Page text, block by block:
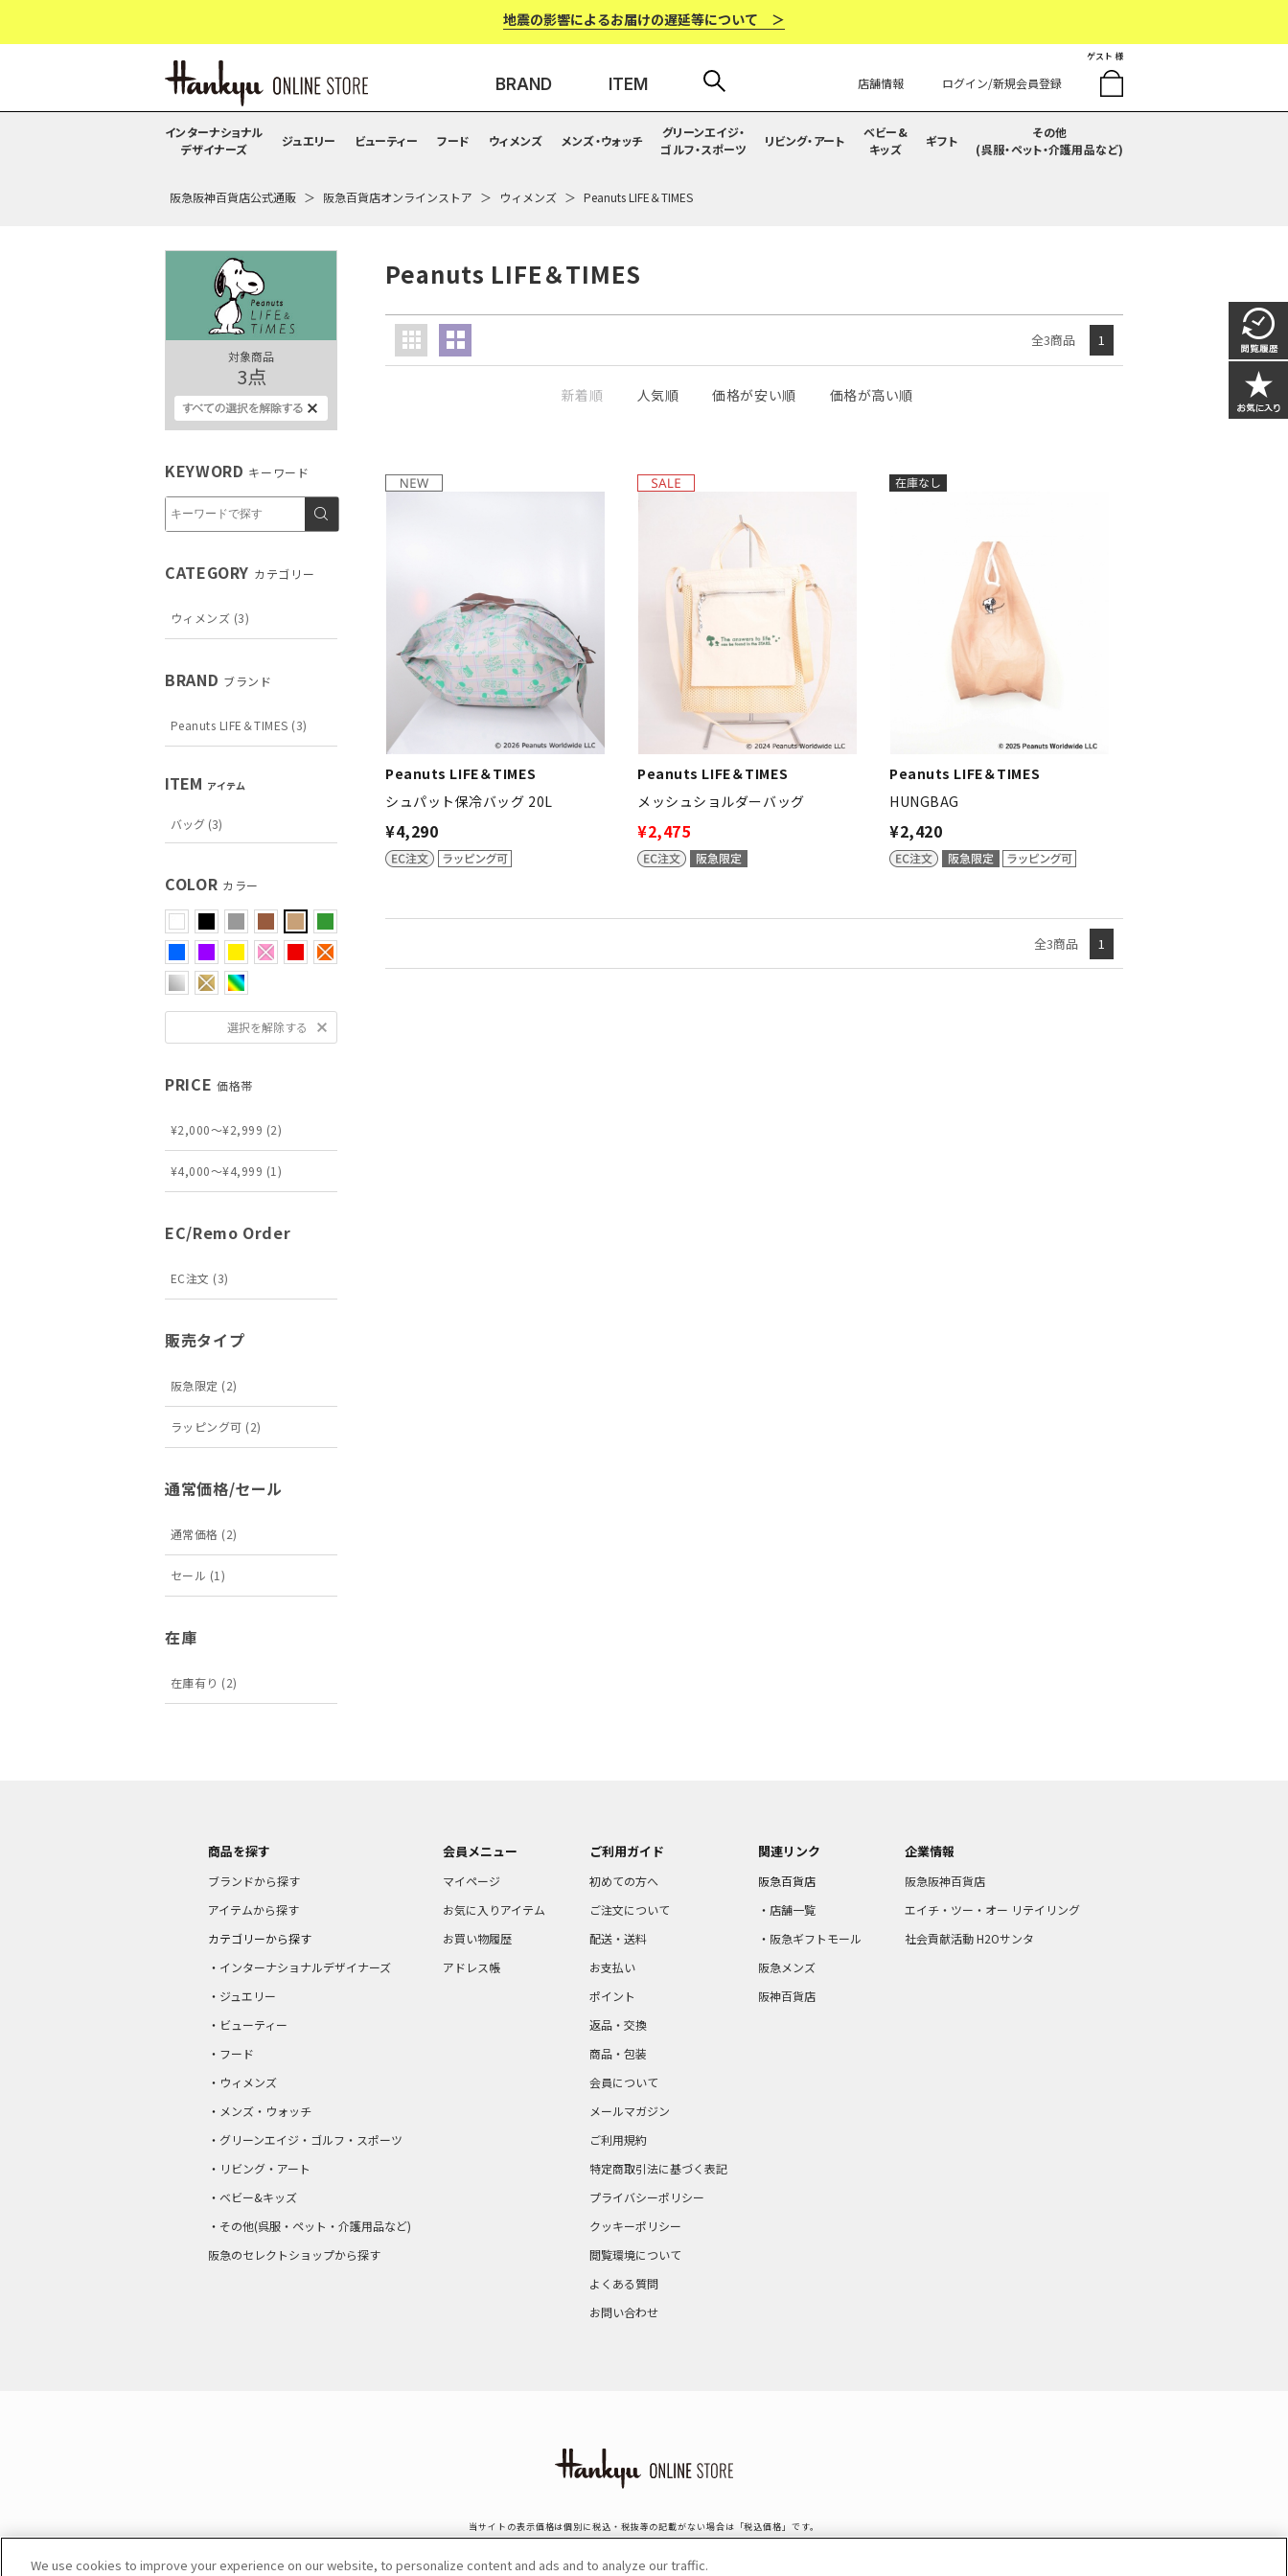
地震の影響によるお届けの遅延等について ＞
ゲスト 様
BRAND ITEM 店舗情報 ログイン/新規会員登録
インターナショナル
デザイナーズ
ジュエリー ビューティー フード ウィメンズ メンズ・ウォッチ
グリーンエイジ・
ゴルフ・スポーツ
リビング・アート
ベビー&
キッズ
ギフト
その他
(呉服・ペット・介護用品など)
阪急阪神百貨店公式通販 阪急百貨店オンラインストア ウィメンズ Peanuts LIFE＆TIMES
対象商品
3点
KEYWORD キーワード
CATEGORY カテゴリー
ウィメンズ (3)
BRAND ブランド
Peanuts LIFE＆TIMES (3)
ITEM アイテム
バッグ (3)
COLOR カラー
選択を解除する
PRICE 価格帯
¥2,000～¥2,999 (2)
¥4,000～¥4,999 (1)
EC/Remo Order
EC注文 (3)
販売タイプ
阪急限定 (2)
ラッピング可 (2)
通常価格/セール
通常価格 (2)
セール (1)
在庫
在庫有り (2)
Peanuts LIFE＆TIMES
全3商品 1
新着順 人気順 価格が安い順 価格が高い順
Peanuts LIFE＆TIMES
シュパット保冷バッグ 20L
¥4,290
Peanuts LIFE＆TIMES
メッシュショルダーバッグ
¥2,475
Peanuts LIFE＆TIMES
HUNGBAG
¥2,420
全3商品 1
商品を探す
ブランドから探す
アイテムから探す
カテゴリーから探す
インターナショナルデザイナーズ
ジュエリー
ビューティー
フード
ウィメンズ
メンズ・ウォッチ
グリーンエイジ・ゴルフ・スポーツ
リビング・アート
ベビー&キッズ
その他(呉服・ペット・介護用品など)
阪急のセレクトショップから探す
会員メニュー
マイページ
お気に入りアイテム
お買い物履歴
アドレス帳
ご利用ガイド
初めての方へ
ご注文について
配送・送料
お支払い
ポイント
返品・交換
商品・包装
会員について
メールマガジン
ご利用規約
特定商取引法に基づく表記
プライバシーポリシー
クッキーポリシー
閲覧環境について
よくある質問
お問い合わせ
関連リンク
阪急百貨店
店舗一覧
阪急ギフトモール
阪急メンズ
阪神百貨店
企業情報
阪急阪神百貨店
エイチ・ツー・オー リテイリング
社会貢献活動 H2Oサンタ
当サイトの表示価格は個別に税込・税抜等の記載がない場合は「税込価格」です。
We use cookies to improve your experience on our website, to personalize content and ads and to analyze our traffic.